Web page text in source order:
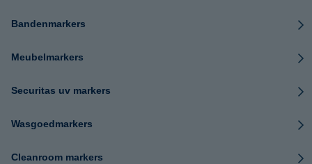
Bandenmarkers
Meubelmarkers
Securitas uv markers
Wasgoedmarkers
Cleanroom markers